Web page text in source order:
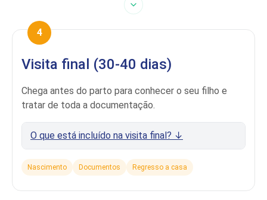
4
Visita final (30-40 dias)
Chega antes do parto para conhecer o seu filho e
tratar de toda a documentação.
O que está incluído na visita final? ↓
Apartamento com 1 quarto até 30 dias
Transferências em Tbilissi
Nascimento Documentos Regresso a casa